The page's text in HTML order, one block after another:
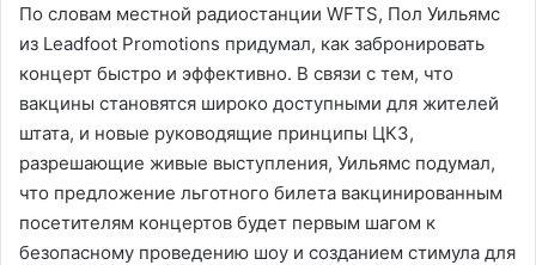
По словам местной радиостанции WFTS, Пол Уильямс
из Leadfoot Promotions придумал, как забронировать
концерт быстро и эффективно. В связи с тем, что
вакцины становятся широко доступными для жителей
штата, и новые руководящие принципы ЦКЗ,
разрешающие живые выступления, Уильямс подумал,
что предложение льготного билета вакцинированным
посетителям концертов будет первым шагом к
безопасному проведению шоу и созданием стимула для